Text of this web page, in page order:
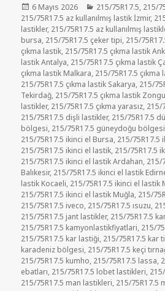
Yayın
tarihi
6 Mayıs 2026 Kategoriler
215/75R17.5, 215/
215/75R17.5 az kullanılmış lastik İzmir,
lastikler, 215/75R17.5 az kullanılmış
bursa, 215/75R17.5 çeker tipi, 215/
çıkma lastik, 215/75R17.5 çıkma lastik
lastik Antalya, 215/75R17.5 çıkma lastik
çıkma lastik Malkara, 215/75R17.5
215/75R17.5 çıkma lastik Sakarya, 215/
Tekirdağ, 215/75R17.5 çıkma lastik
lastikler, 215/75R17.5 çıkma yarasız, 215/
215/75R17.5 dişli lastikler, 215/75R17.5
bölgesi, 215/75R17.5 güneydoğu bölgesi
215/75R17.5 ikinci el Bursa, 215/75R17.5
215/75R17.5 ikinci el lastik, 215/75R17.5
215/75R17.5 ikinci el lastik Ardahan, 215/
Balıkesir, 215/75R17.5 ikinci el lastik
lastik Kocaeli, 215/75R17.5 ikinci el lastik
215/75R17.5 ikinci el lastik Muğla, 215/
215/75R17.5 iveco, 215/75R17.5 ısuzu,
215/75R17.5 jant lastikler, 215/75R17.5
215/75R17.5 kamyonlastikfiyatlari, 215/
215/75R17.5 kar lastiği, 215/75R17.5 kar
karadeniz bölgesi, 215/75R17.5 keçi
215/75R17.5 kumho, 215/75R17.5 lassa,
ebatları, 215/75R17.5 lobet lastikleri,
215/75R17.5 man lastikleri, 215/75R17.5